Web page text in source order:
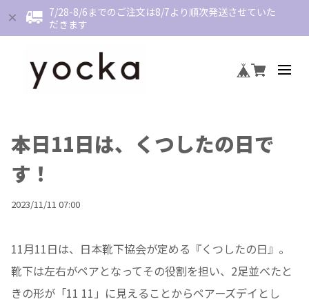
7/28-8/6までのご注文は8/7より順次発送させていた
だきます
本日11日は、くつしたの日で
す！
2023/11/11 07:00
11月11日は、日本靴下協会が定める『くつしたの日』。
靴下は左右がペアとなってその役割を担い、2足並べたと
きの形が「11 11」に見えることからペアーズデイとし